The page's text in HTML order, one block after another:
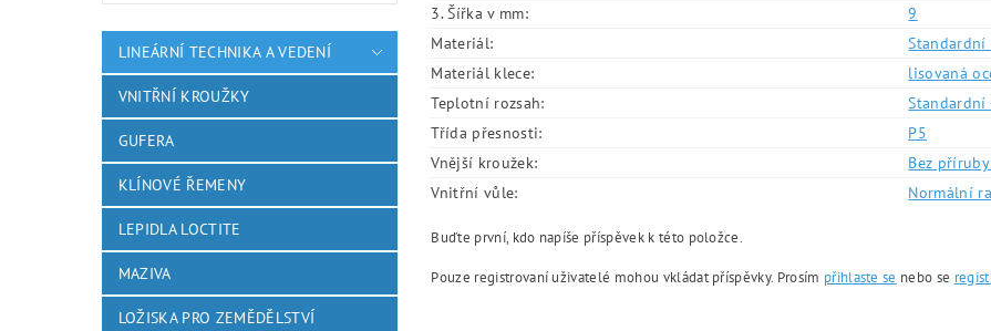
LINEÁRNÍ TECHNIKA A VEDENÍ
VNITŘNÍ KROUŽKY
GUFERA
KLÍNOVÉ ŘEMENY
LEPIDLA LOCTITE
MAZIVA
LOŽISKA PRO ZEMĚDĚLSTVÍ
3. Šířka v mm:
9
Materiál:
Materiál klece:
lisovaná
Teplotní rozsah:
Standardní
Třída přesnosti:
P5
Vnější kroužek:
Bez
Vnitřní vůle:
Normální
Buďte první, kdo napíše příspěvek k této položce.
Pouze registrovaní uživatelé mohou vkládat příspěvky. Prosím přihlaste se nebo se